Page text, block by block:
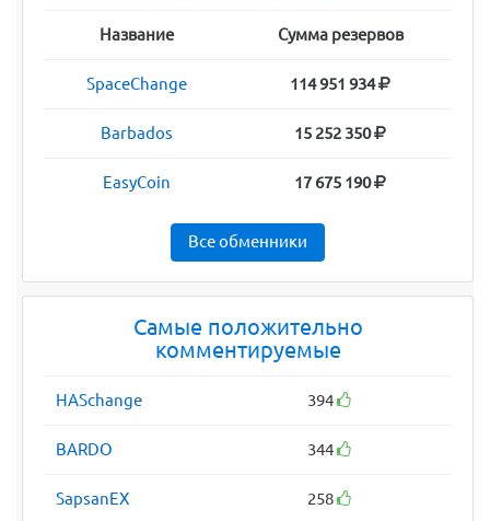
Название Сумма резервов
SpaceChange 114 951 934
Barbados 15 252 350
EasyCoin 17 675 190
Все обменники
Самые положительно
комментируемые
HASchange 394
BARDO 344
SapsanEX 258